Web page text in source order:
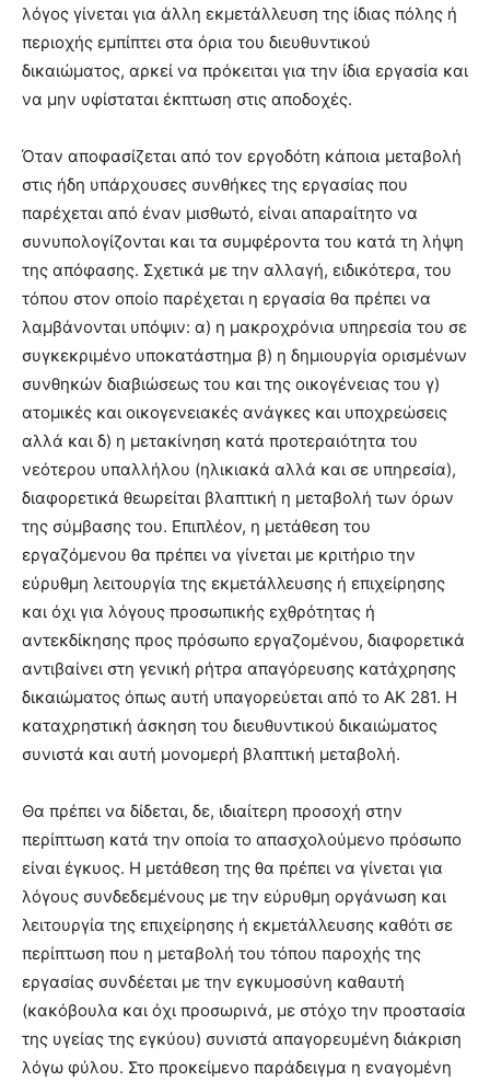
λόγος γίνεται για άλλη εκμετάλλευση της ίδιας πόλης ή
περιοχής εμπίπτει στα όρια του διευθυντικού
δικαιώματος, αρκεί να πρόκειται για την ίδια εργασία και
να μην υφίσταται έκπτωση στις αποδοχές.
Όταν αποφασίζεται από τον εργοδότη κάποια μεταβολή
στις ήδη υπάρχουσες συνθήκες της εργασίας που
παρέχεται από έναν μισθωτό, είναι απαραίτητο να
συνυπολογίζονται και τα συμφέροντα του κατά τη λήψη
της απόφασης. Σχετικά με την αλλαγή, ειδικότερα, του
τόπου στον οποίο παρέχεται η εργασία θα πρέπει να
λαμβάνονται υπόψιν: α) η μακροχρόνια υπηρεσία του σε
συγκεκριμένο υποκατάστημα β) η δημιουργία ορισμένων
συνθηκών διαβιώσεως του και της οικογένειας του γ)
ατομικές και οικογενειακές ανάγκες και υποχρεώσεις
αλλά και δ) η μετακίνηση κατά προτεραιότητα του
νεότερου υπαλλήλου (ηλικιακά αλλά και σε υπηρεσία),
διαφορετικά θεωρείται βλαπτική η μεταβολή των όρων
της σύμβασης του. Επιπλέον, η μετάθεση του
εργαζόμενου θα πρέπει να γίνεται με κριτήριο την
εύρυθμη λειτουργία της εκμετάλλευσης ή επιχείρησης
και όχι για λόγους προσωπικής εχθρότητας ή
αντεκδίκησης προς πρόσωπο εργαζομένου, διαφορετικά
αντιβαίνει στη γενική ρήτρα απαγόρευσης κατάχρησης
δικαιώματος όπως αυτή υπαγορεύεται από το ΑΚ 281. Η
καταχρηστική άσκηση του διευθυντικού δικαιώματος
συνιστά και αυτή μονομερή βλαπτική μεταβολή.
Θα πρέπει να δίδεται, δε, ιδιαίτερη προσοχή στην
περίπτωση κατά την οποία το απασχολούμενο πρόσωπο
είναι έγκυος. Η μετάθεση της θα πρέπει να γίνεται για
λόγους συνδεδεμένους με την εύρυθμη οργάνωση και
λειτουργία της επιχείρησης ή εκμετάλλευσης καθότι σε
περίπτωση που η μεταβολή του τόπου παροχής της
εργασίας συνδέεται με την εγκυμοσύνη καθαυτή
(κακόβουλα και όχι προσωρινά, με στόχο την προστασία
της υγείας της εγκύου) συνιστά απαγορευμένη διάκριση
λόγω φύλου. Στο προκείμενο παράδειγμα η εναγομένη